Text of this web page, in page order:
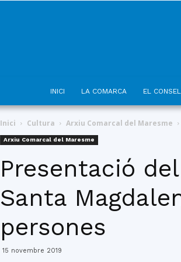
INICI LA COMARCA EL
Inici Cultura Arxiu Comarcal del Maresme
Arxiu Comarcal del Maresme
Presentació
Santa
persones
15 novembre 2019